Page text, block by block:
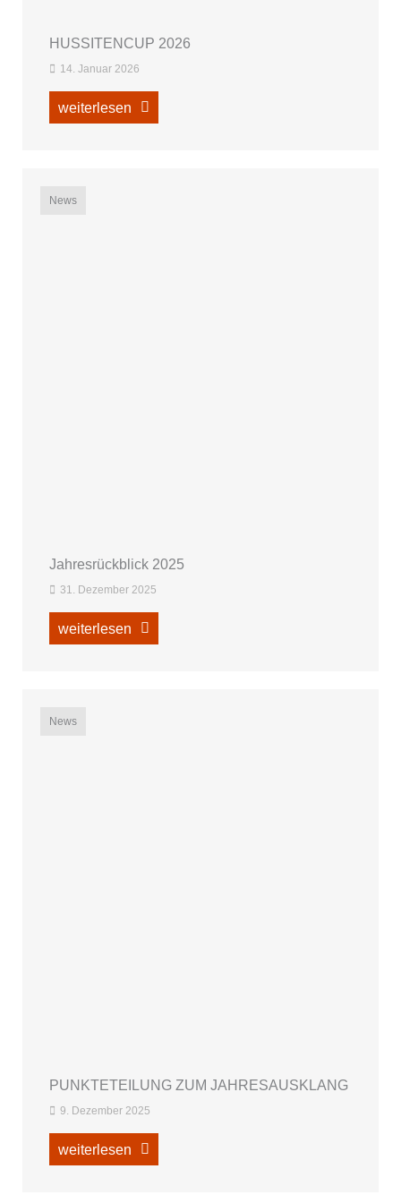
HUSSITENCUP 2026
14. Januar 2026
weiterlesen
News
Jahresrückblick 2025
31. Dezember 2025
weiterlesen
News
PUNKTETEILUNG ZUM JAHRESAUSKLANG
9. Dezember 2025
weiterlesen